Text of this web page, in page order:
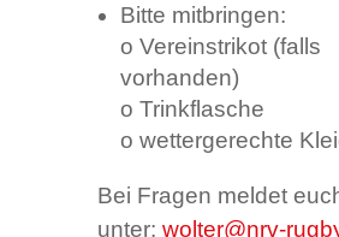
Bitte mitbringen:
o Vereinstrikot (falls
vorhanden)
o Trinkflasche
o wettergerechte
Bei Fragen meldet
unter: wolter@nrv-